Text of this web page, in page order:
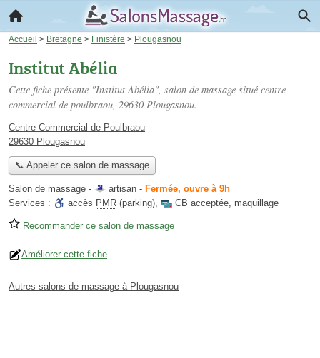
Accueil > Bretagne > Finistère > Plougasnou
Institut Abélia
Cette fiche présente "Institut Abélia", salon de massage situé centre
commercial de poulbraou, 29630 Plougasnou.
Centre Commercial de Poulbraou
29630 Plougasnou
📞 Appeler ce salon de massage
Salon de massage - artisan - Fermée, ouvre à 9h
Services :
accès PMR (parking), CB acceptée, maquillage
Recommander ce salon de massage
Améliorer cette fiche
Autres salons de massage à Plougasnou